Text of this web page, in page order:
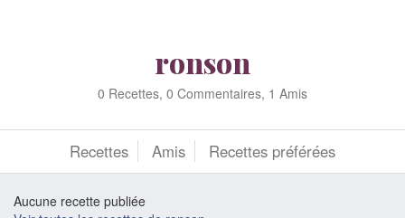
ronson
0 Recettes, 0 Commentaires, 1 Amis
Recettes Amis Recettes préférées
Aucune recette publiée